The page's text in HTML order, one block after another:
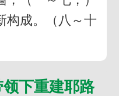
构成。（八～十
下重建耶路